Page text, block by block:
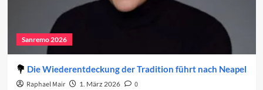
Sanremo 2026
Die Wiederentdeckung der Tradition führt nach Neapel
Raphael Mair 1. März 2026 0